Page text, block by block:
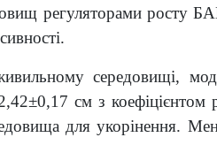
регуляторами росту
середовищі,
см з коефіцієнтом
для укорінення.